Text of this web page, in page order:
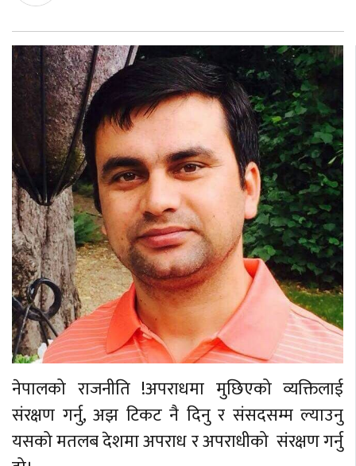
नेपालको राजनीति !अपराधमा मुछिएको व्यक्तिलाई
संरक्षण गर्नु, अझ टिकट नै दिनु र संसदसम्म ल्याउनु
यसको मतलब देशमा अपराध र अपराधीको संरक्षण गर्नु